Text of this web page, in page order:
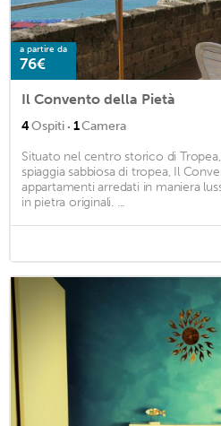
a partire da
76€
Il Convento della Pietà
4Ospiti · 1Camera
Situato nel centro storico di
spiaggia sabbiosa di tropea, Il
appartamenti arredati in maniera
in pietra originali. ...